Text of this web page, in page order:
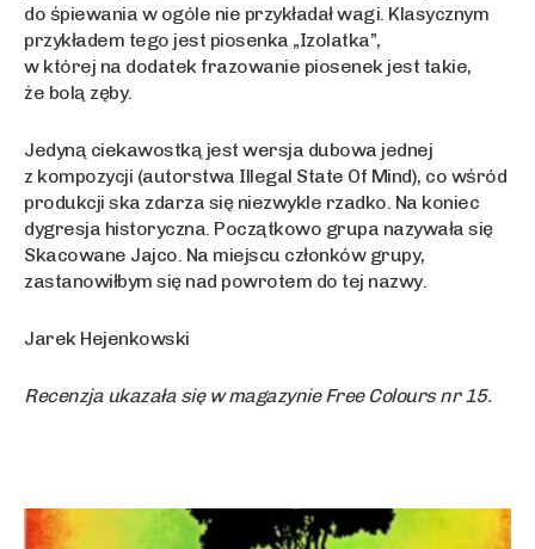
do śpiewania w ogóle nie przykładał wagi. Klasycznym
przykładem tego jest piosenka „Izolatka”,
w której na dodatek frazowanie piosenek jest takie,
że bolą zęby.
Jedyną ciekawostką jest wersja dubowa jednej
z kompozycji (autorstwa Illegal State Of Mind), co wśród
produkcji ska zdarza się niezwykle rzadko. Na koniec
dygresja historyczna. Początkowo grupa nazywała się
Skacowane Jajco. Na miejscu członków grupy,
zastanowiłbym się nad powrotem do tej nazwy.
Jarek Hejenkowski
Recenzja ukazała się w magazynie Free Colours nr 15.